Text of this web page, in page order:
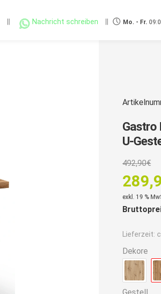
Nachricht schreiben Mo. - Fr.
Gastro
U-
492,90€
Preis
ist:
exkl. 19 %
Lieferzeit:
Dekore